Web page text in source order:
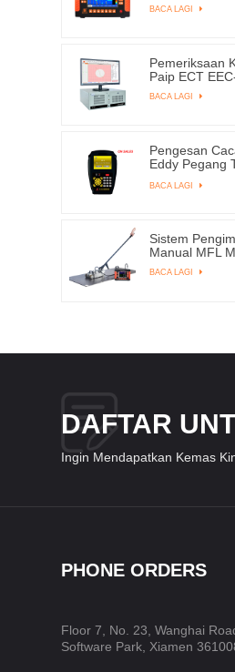
BACA LAGI
Pemeriksaan
Paip ECT
BACA LAGI
Pengesan
Eddy Pegang
BACA LAGI
Sistem
Manual MFL
BACA LAGI
DAFTAR
Ingin Mendapatkan Kemas
PHONE ORDERS
Floor 7, No. 23, Wanghai
Software Park, Xiamen